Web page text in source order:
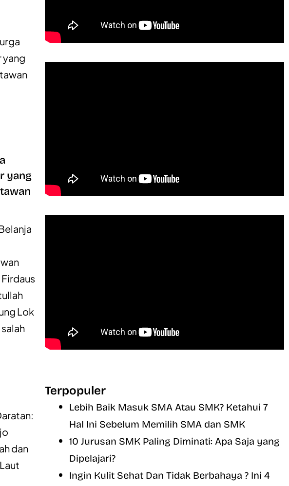
yang
Lok
Terpopuler
Lebih Baik Masuk SMA Atau SMK? Ketahui 7
Hal Ini Sebelum Memilih SMA dan SMK
10 Jurusan SMK Paling Diminati: Apa Saja yang
Dipelajari?
Ingin Kulit Sehat Dan Tidak Berbahaya ? Ini 4